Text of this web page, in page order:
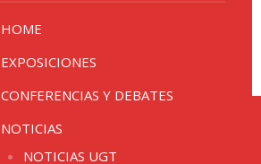
HOME
EXPOSICIONES
CONFERENCIAS Y DEBATES
NOTICIAS
NOTICIAS UGT